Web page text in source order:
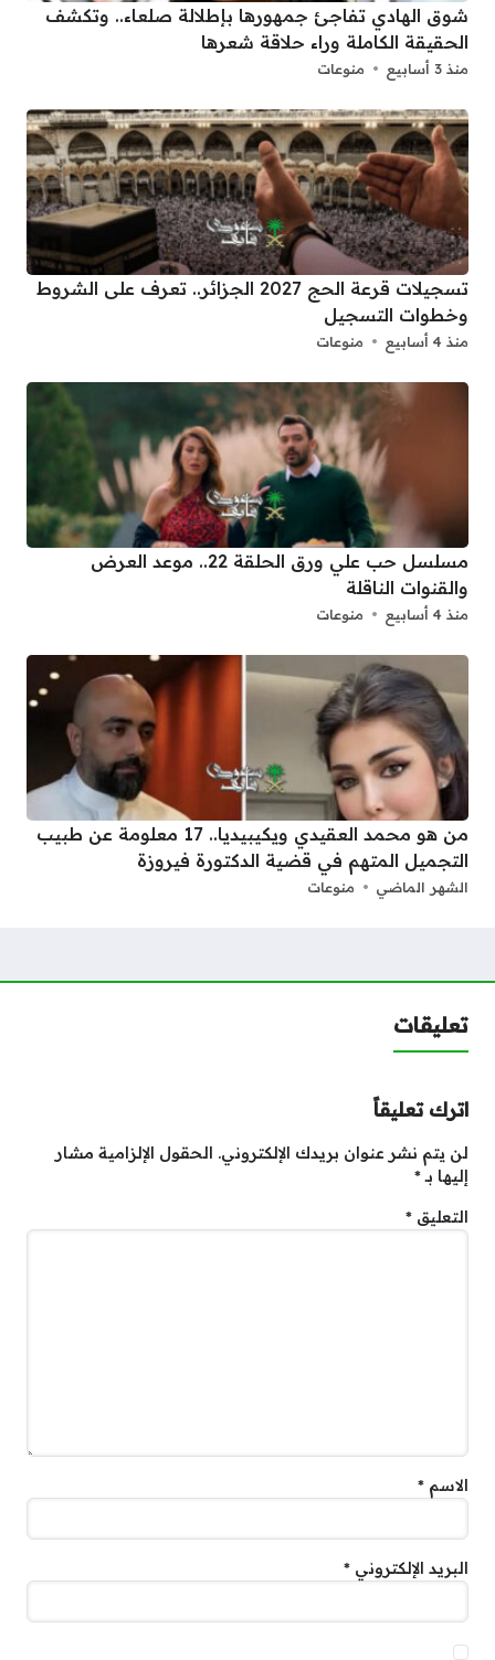
شوق الهادي تفاجئ جمهورها بإطلالة صلعاء.. وتكشف
الحقيقة الكاملة وراء حلاقة شعرها
منذ 3 أسابيع منوعات
تسجيلات قرعة الحج 2027 الجزائر.. تعرف على الشروط
وخطوات التسجيل
منذ 4 أسابيع منوعات
مسلسل حب علي ورق الحلقة 22.. موعد العرض
والقنوات الناقلة
منذ 4 أسابيع منوعات
من هو محمد العقيدي ويكيبيديا.. 17 معلومة عن طبيب
التجميل المتهم في قضية الدكتورة فيروزة
الشهر الماضي منوعات
تعليقات
اترك تعليقاً
لن يتم نشر عنوان بريدك الإلكتروني. الحقول الإلزامية مشار
إليها بـ*
التعليق *
الاسم *
البريد الإلكتروني *